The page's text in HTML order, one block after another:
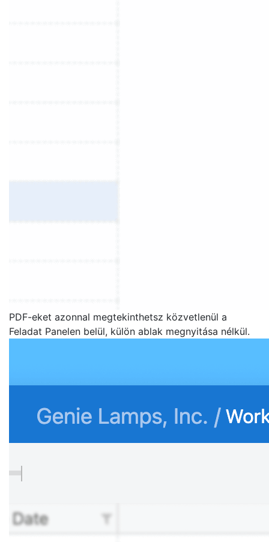
PDF-eket azonnal megtekinthetsz közvetlenül a
Feladat Panelen belül, külön ablak megnyitása nélkül.